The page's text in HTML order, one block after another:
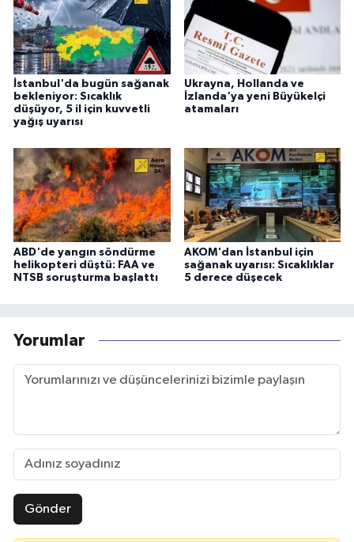
İstanbul'da bugün sağanak
bekleniyor: Sıcaklık
düşüyor, 5 il için kuvvetli
yağış uyarısı
Ukrayna, Hollanda ve
İzlanda'ya yeni Büyükelçi
atamaları
ABD'de yangın söndürme
helikopteri düştü: FAA ve
NTSB soruşturma başlattı
AKOM'dan İstanbul için
sağanak uyarısı: Sıcaklıklar
5 derece düşecek
Yorumlar
Gönder